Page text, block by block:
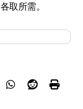
取所需。